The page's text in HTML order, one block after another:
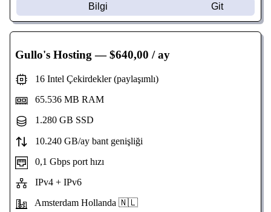
Bilgi Git
Gullo's Hosting— $640,00 / ay
16 Intel Çekirdekler (paylaşımlı)
65.536 MB RAM
1.280 GB SSD
10.240 GB/ay bant genişliği
0,1 Gbps port hızı
IPv4 + IPv6
Amsterdam Hollanda 🇳🇱